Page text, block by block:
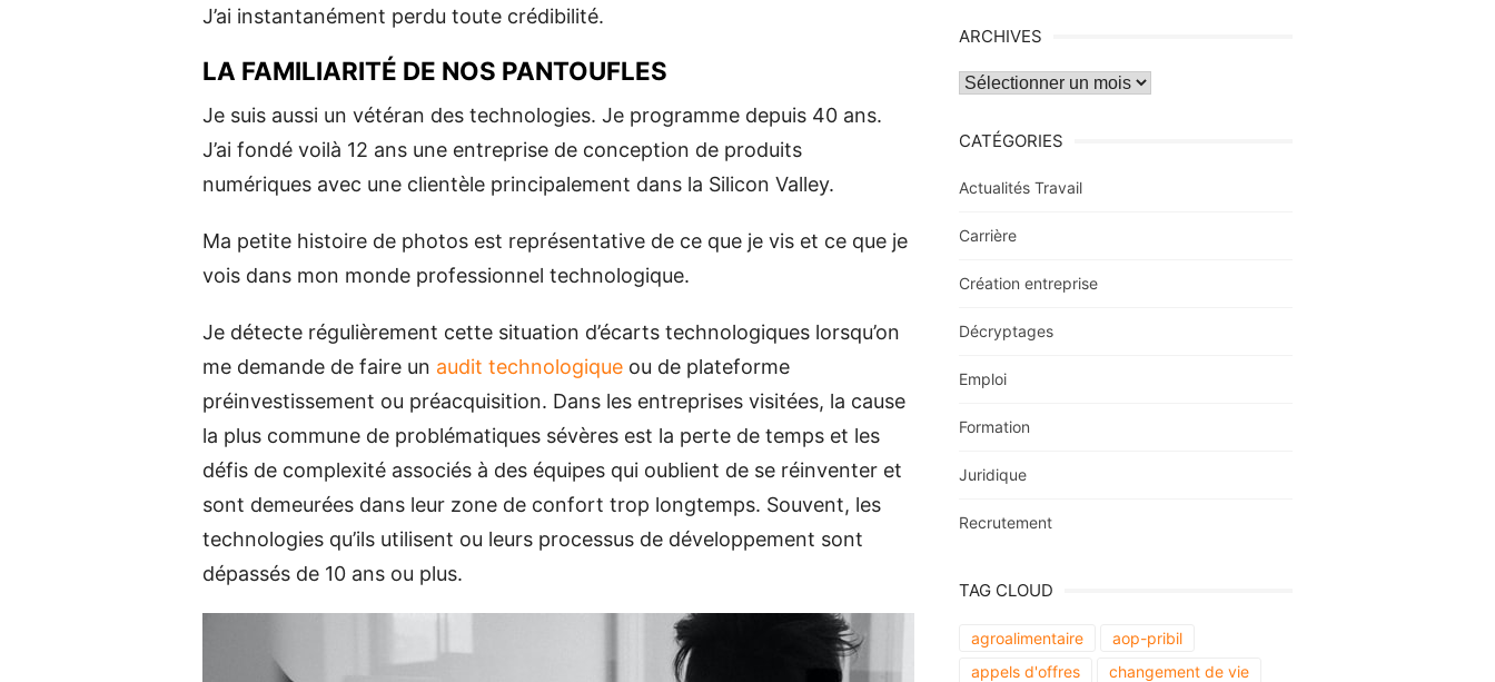
J’ai instantanément perdu toute crédibilité.
LA FAMILIARITÉ DE NOS PANTOUFLES
Je suis aussi un vétéran des technologies. Je programme depuis 40 ans.
J’ai fondé voilà 12 ans une entreprise de conception de produits
numériques avec une clientèle principalement dans la Silicon Valley.
Ma petite histoire de photos est représentative de ce que je vis et ce que je
vois dans mon monde professionnel technologique.
Je détecte régulièrement cette situation d’écarts technologiques lorsqu’on
me demande de faire un audit technologique ou de plateforme
préinvestissement ou préacquisition. Dans les entreprises visitées, la cause
la plus commune de problématiques sévères est la perte de temps et les
défis de complexité associés à des équipes qui oublient de se réinventer et
sont demeurées dans leur zone de confort trop longtemps. Souvent, les
technologies qu’ils utilisent ou leurs processus de développement sont
dépassés de 10 ans ou plus.
ARCHIVES
Archives
CATÉGORIES
Actualités Travail
Carrière
Création entreprise
Décryptages
Emploi
Formation
Juridique
Recrutement
TAG CLOUD
agroalimentaire
aop-pribil
appels d'offres
changement de vie